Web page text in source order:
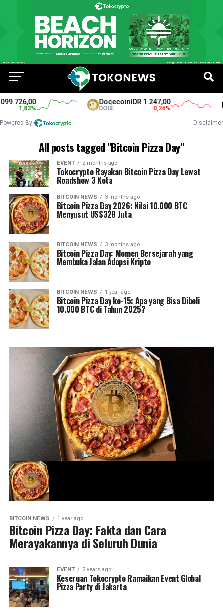
1,83%
DogecoinIDR 1.247,00
DOGE -0,24 %
Powered By Disclaimer
All posts tagged "Bitcoin Pizza Day"
EVENT 2 months ago
Tokocrypto Rayakan Bitcoin Pizza Day Lewat
Roadshow 3 Kota
BITCOIN NEWS 3 months ago
Bitcoin Pizza Day 2026: Nilai 10.000 BTC
Menyusut US$328 Juta
BITCOIN NEWS 3 months ago
Bitcoin Pizza Day: Momen Bersejarah yang
Membuka Jalan Adopsi Kripto
BITCOIN NEWS 1 year ago
Bitcoin Pizza Day ke-15: Apa yang Bisa Dibeli
10.000 BTC di Tahun 2025?
BITCOIN NEWS 1 year ago
Bitcoin Pizza Day: Fakta dan Cara
Merayakannya di Seluruh Dunia
EVENT 2 years ago
Keseruan Tokocrypto Ramaikan Event Global
Pizza Party di Jakarta